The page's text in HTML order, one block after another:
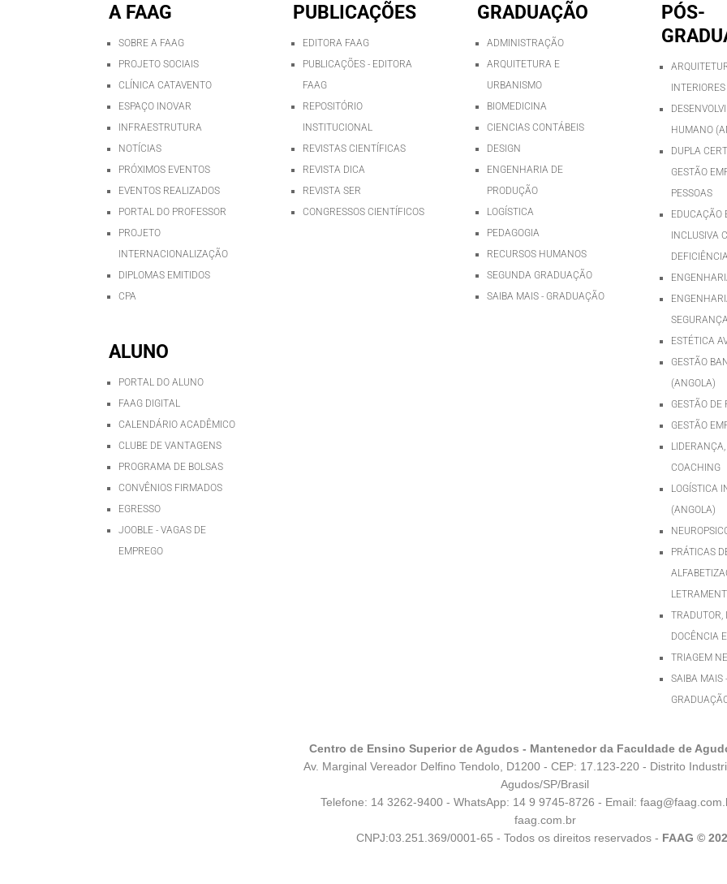
A FAAG
SOBRE A FAAG
PROJETO SOCIAIS
CLÍNICA CATAVENTO
ESPAÇO INOVAR
INFRAESTRUTURA
NOTÍCIAS
PRÓXIMOS EVENTOS
EVENTOS REALIZADOS
PORTAL DO PROFESSOR
PROJETO
INTERNACIONALIZAÇÃO
DIPLOMAS EMITIDOS
CPA
ALUNO
PORTAL DO ALUNO
FAAG DIGITAL
CALENDÁRIO ACADÊMICO
CLUBE DE VANTAGENS
PROGRAMA DE BOLSAS
CONVÊNIOS FIRMADOS
EGRESSO
JOOBLE - VAGAS DE
EMPREGO
PUBLICAÇÕES
EDITORA FAAG
PUBLICAÇÕES - EDITORA
FAAG
REPOSITÓRIO
INSTITUCIONAL
REVISTAS CIENTÍFICAS
REVISTA DICA
REVISTA SER
CONGRESSOS CIENTÍFICOS
GRADUAÇÃO
ADMINISTRAÇÃO
ARQUITETURA E
URBANISMO
BIOMEDICINA
CIENCIAS CONTÁBEIS
DESIGN
ENGENHARIA DE
PRODUÇÃO
LOGÍSTICA
PEDAGOGIA
RECURSOS HUMANOS
SEGUNDA GRADUAÇÃO
SAIBA MAIS - GRADUAÇÃO
PÓS-
INTERIORES
HUMANO
DUPLA
GESTÃO
PESSOAS
EDUCAÇÃO
INCLUSIVA
ESTÉTICA
GESTÃO
(ANGOLA)
GESTÃO DE
GESTÃO
COACHING
LOGÍSTICA
(ANGOLA)
PRÁTICAS
TRADUTOR,
DOCÊNCIA
TRIAGEM
SAIBA MAIS
Centro de Ensino Superior de Agudos - Mantenedor da Faculdade de
Av. Marginal Vereador Delfino Tendolo, D1200 - CEP: 17.123-220 - Distrito
Agudos/SP/Brasil
Telefone: 14 3262-9400 - WhatsApp: 14 9 9745-8726- Email:
faag.com.br
CNPJ:03.251.369/0001-65 - Todos os direitos reservados - FAAG ©